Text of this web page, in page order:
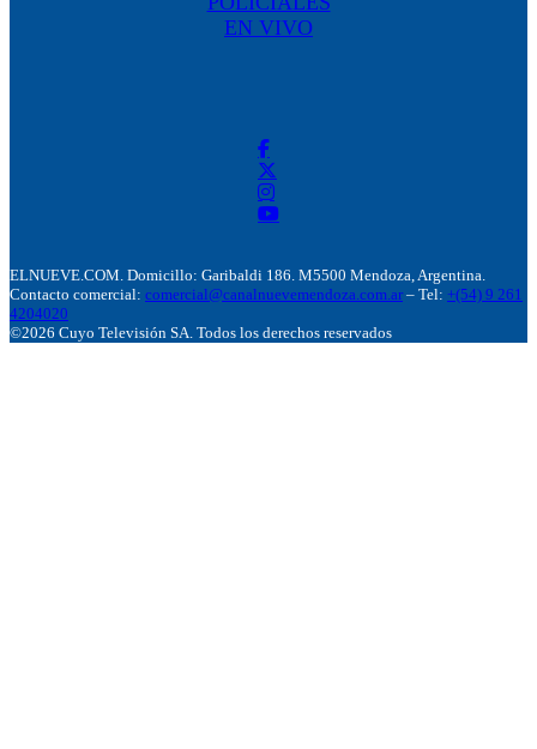
EN VIVO
ELNUEVE.COM. Domicillo: Garibaldi 186. M5500 Mendoza, Argentina.
Contacto comercial: comercial@canalnuevemendoza.com.ar – Tel: +(54) 9 261
4204020
©2026 Cuyo Televisión SA. Todos los derechos reservados